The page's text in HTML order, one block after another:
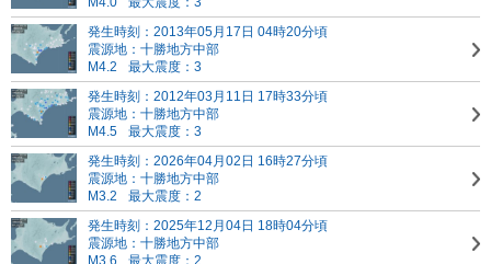
発生時刻：2013年05月17日 04時20分頃
震源地：十勝地方中部
M4.2
最大震度：3
発生時刻：2012年03月11日 17時33分頃
震源地：十勝地方中部
M4.5
最大震度：3
発生時刻：2026年04月02日 16時27分頃
震源地：十勝地方中部
M3.2
最大震度：2
発生時刻：2025年12月04日 18時04分頃
震源地：十勝地方中部
M3.6
最大震度：2